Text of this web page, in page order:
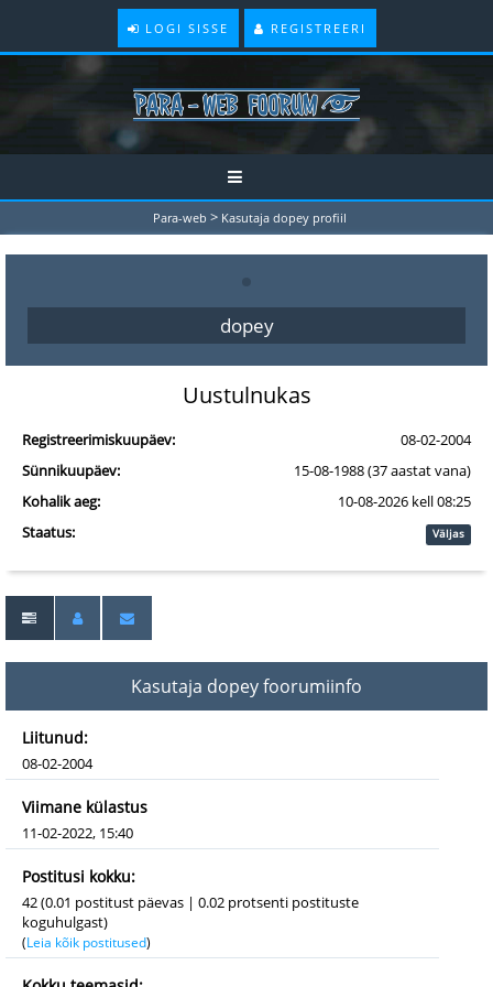
LOGI SISSE REGISTREERI
Para-web > Kasutaja dopey profiil
dopey
Uustulnukas
Registreerimiskuupäev:
08-02-2004
Sünnikuupäev:
15-08-1988 (37 aastat vana)
Kohalik aeg:
10-08-2026 kell 08:25
Staatus:
Väljas
Kasutaja dopey foorumiinfo
Liitunud:
08-02-2004
Viimane külastus
11-02-2022, 15:40
Postitusi kokku:
42 (0.01 postitust päevas | 0.02 protsenti postituste
koguhulgast)
(Leia kõik postitused)